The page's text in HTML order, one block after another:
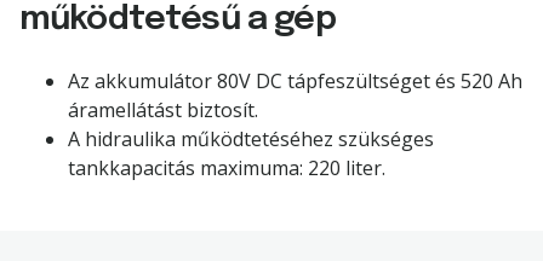
működtetésű a gép
Az akkumulátor 80V DC tápfeszültséget és 520 Ah
áramellátást biztosít.
A hidraulika működtetéséhez szükséges
tankkapacitás maximuma: 220 liter.